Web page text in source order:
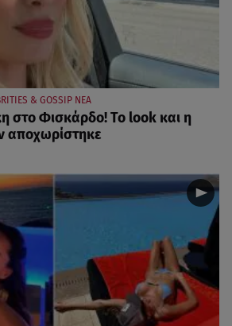
& GOSSIP ΝΕΑ
στο Φισκάρδο! Το look και η
αποχωρίστηκε